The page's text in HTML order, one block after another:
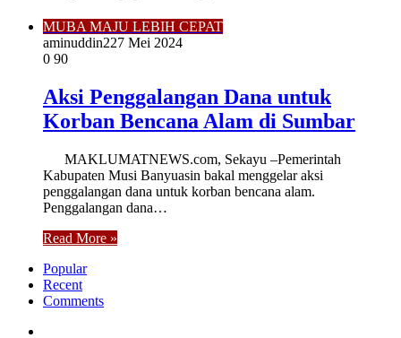
MUBA MAJU LEBIH CEPAT
aminuddin227 Mei 2024
0 90
Aksi Penggalangan Dana untuk
Korban Bencana Alam di Sumbar
MAKLUMATNEWS.com, Sekayu –Pemerintah
Kabupaten Musi Banyuasin bakal menggelar aksi
penggalangan dana untuk korban bencana alam.
Penggalangan dana…
Read More »
Popular
Recent
Comments